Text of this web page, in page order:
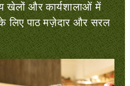
खेलों और कार्यशालाओं में
लिए पाठ मज़ेदार और सरल